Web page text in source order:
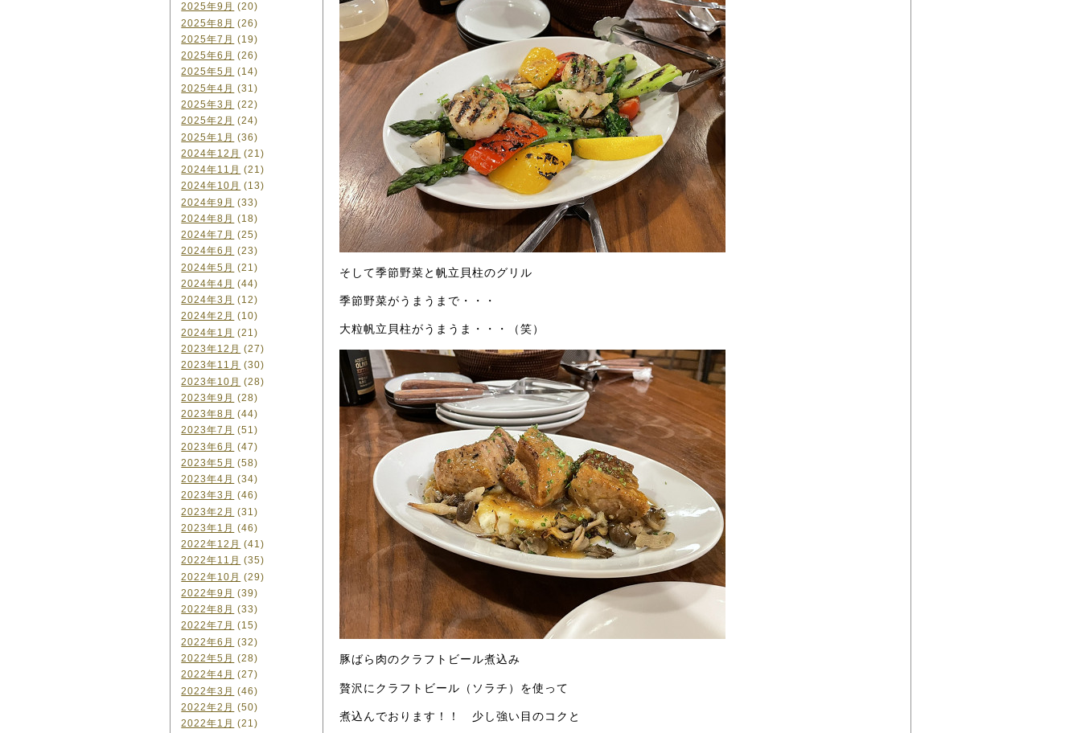
そして季節野菜と帆立貝柱のグリル
季節野菜がうまうまで・・・
大粒帆立貝柱がうまうま・・・（笑）
豚ばら肉のクラフトビール煮込み
贅沢にクラフトビール（ソラチ）を使って
煮込んでおります！！ 少し強い目のコクと
2025年9月 (20)
2025年8月 (26)
2025年7月 (19)
2025年6月 (26)
2025年5月 (14)
2025年4月 (31)
2025年3月 (22)
2025年2月 (24)
2025年1月 (36)
2024年12月 (21)
2024年11月 (21)
2024年10月 (13)
2024年9月 (33)
2024年8月 (18)
2024年7月 (25)
2024年6月 (23)
2024年5月 (21)
2024年4月 (44)
2024年3月 (12)
2024年2月 (10)
2024年1月 (21)
2023年12月 (27)
2023年11月 (30)
2023年10月 (28)
2023年9月 (28)
2023年8月 (44)
2023年7月 (51)
2023年6月 (47)
2023年5月 (58)
2023年4月 (34)
2023年3月 (46)
2023年2月 (31)
2023年1月 (46)
2022年12月 (41)
2022年11月 (35)
2022年10月 (29)
2022年9月 (39)
2022年8月 (33)
2022年7月 (15)
2022年6月 (32)
2022年5月 (28)
2022年4月 (27)
2022年3月 (46)
2022年2月 (50)
2022年1月 (21)